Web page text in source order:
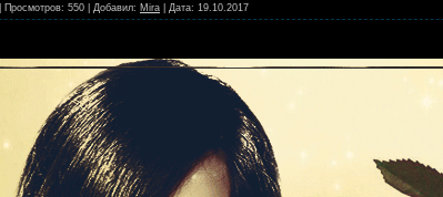
Просмотров: 550 Добавил: Mira Дата: 19.10.2017